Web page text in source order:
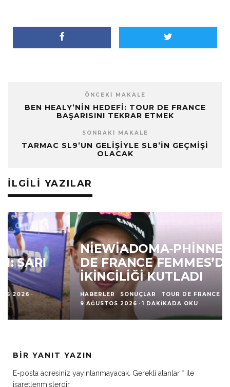
ÖNCEKI MAKALE
BEN HEALY’NIN HEDEFI: TOUR DE FRANCE
BAŞARISINI TEKRAR ETMEK
SONRAKI MAKALE
TARMAC SL9’UN GELIŞIYLE SL8’IN GEÇMIŞI
OLACAK
İLGILI YAZILAR
NIEWIADOMA-PHINNEY, TOUR
DE FRANCE FEMMES’DE
İKINCILIĞI KUTLADI
HABERLER SONUÇLAR TOUR DE FRANCE
·
9 AĞUSTOS 2026
1 DAKIKADA OKU
BIR YANIT YAZIN
E-posta adresiniz yayınlanmayacak. Gerekli alanlar * ile
işaretlenmişlerdir